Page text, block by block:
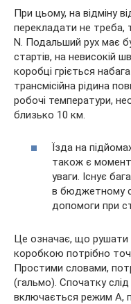
При цьому, на відміну
перекладати не
N. Подальший рух має
стартів, на невисокій
коробці гріється
трансмісійна рідина
робочі температури,
близько 10 км.
Їзда на
також є
уваги. Існує
в бюджетному
допомоги при
Це означає, що рушати
коробкою потрібно
Простими словами,
(гальмо). Спочатку
включається режим A,